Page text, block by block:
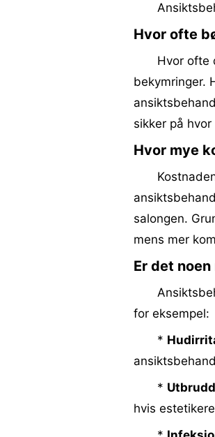
Hvor ofte
Hvor ofte
bekymringer.
sikker på
Hvor mye
salongen.
mens mer
Er det
for eksempel:
*
*
hvis